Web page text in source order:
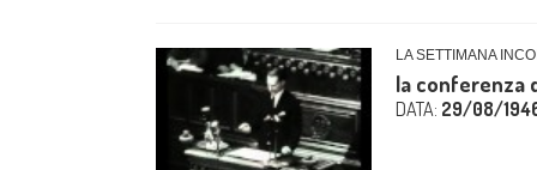
LA SETTIMANA
la conferenza
DATA: 29/08/